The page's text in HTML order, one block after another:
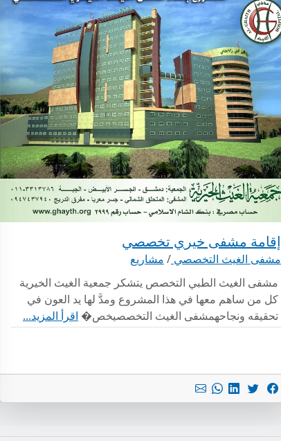
إقامة مشفى خيري تخصصي
مشفى الغيث التخصصي / مشاريع
مشفى الغيث الطبي التخصص يتشكر جمعية الغيث الخيرية
كل من ساهم معها في هذا المشروع ومدَّ لها يد العون في
تحقيقه ونجاحهمشفى الغيث التخصصيخص� اقرأ المزيد...